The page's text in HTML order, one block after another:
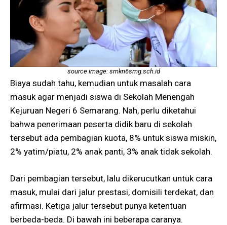
source image: smkn6smg.sch.id
Biaya sudah tahu, kemudian untuk masalah cara
masuk agar menjadi siswa di Sekolah Menengah
Kejuruan Negeri 6 Semarang. Nah, perlu diketahui
bahwa penerimaan peserta didik baru di sekolah
tersebut ada pembagian kuota, 8% untuk siswa miskin,
2% yatim/piatu, 2% anak panti, 3% anak tidak sekolah.
Dari pembagian tersebut, lalu dikerucutkan untuk cara
masuk, mulai dari jalur prestasi, domisili terdekat, dan
afirmasi. Ketiga jalur tersebut punya ketentuan
berbeda-beda. Di bawah ini beberapa caranya.